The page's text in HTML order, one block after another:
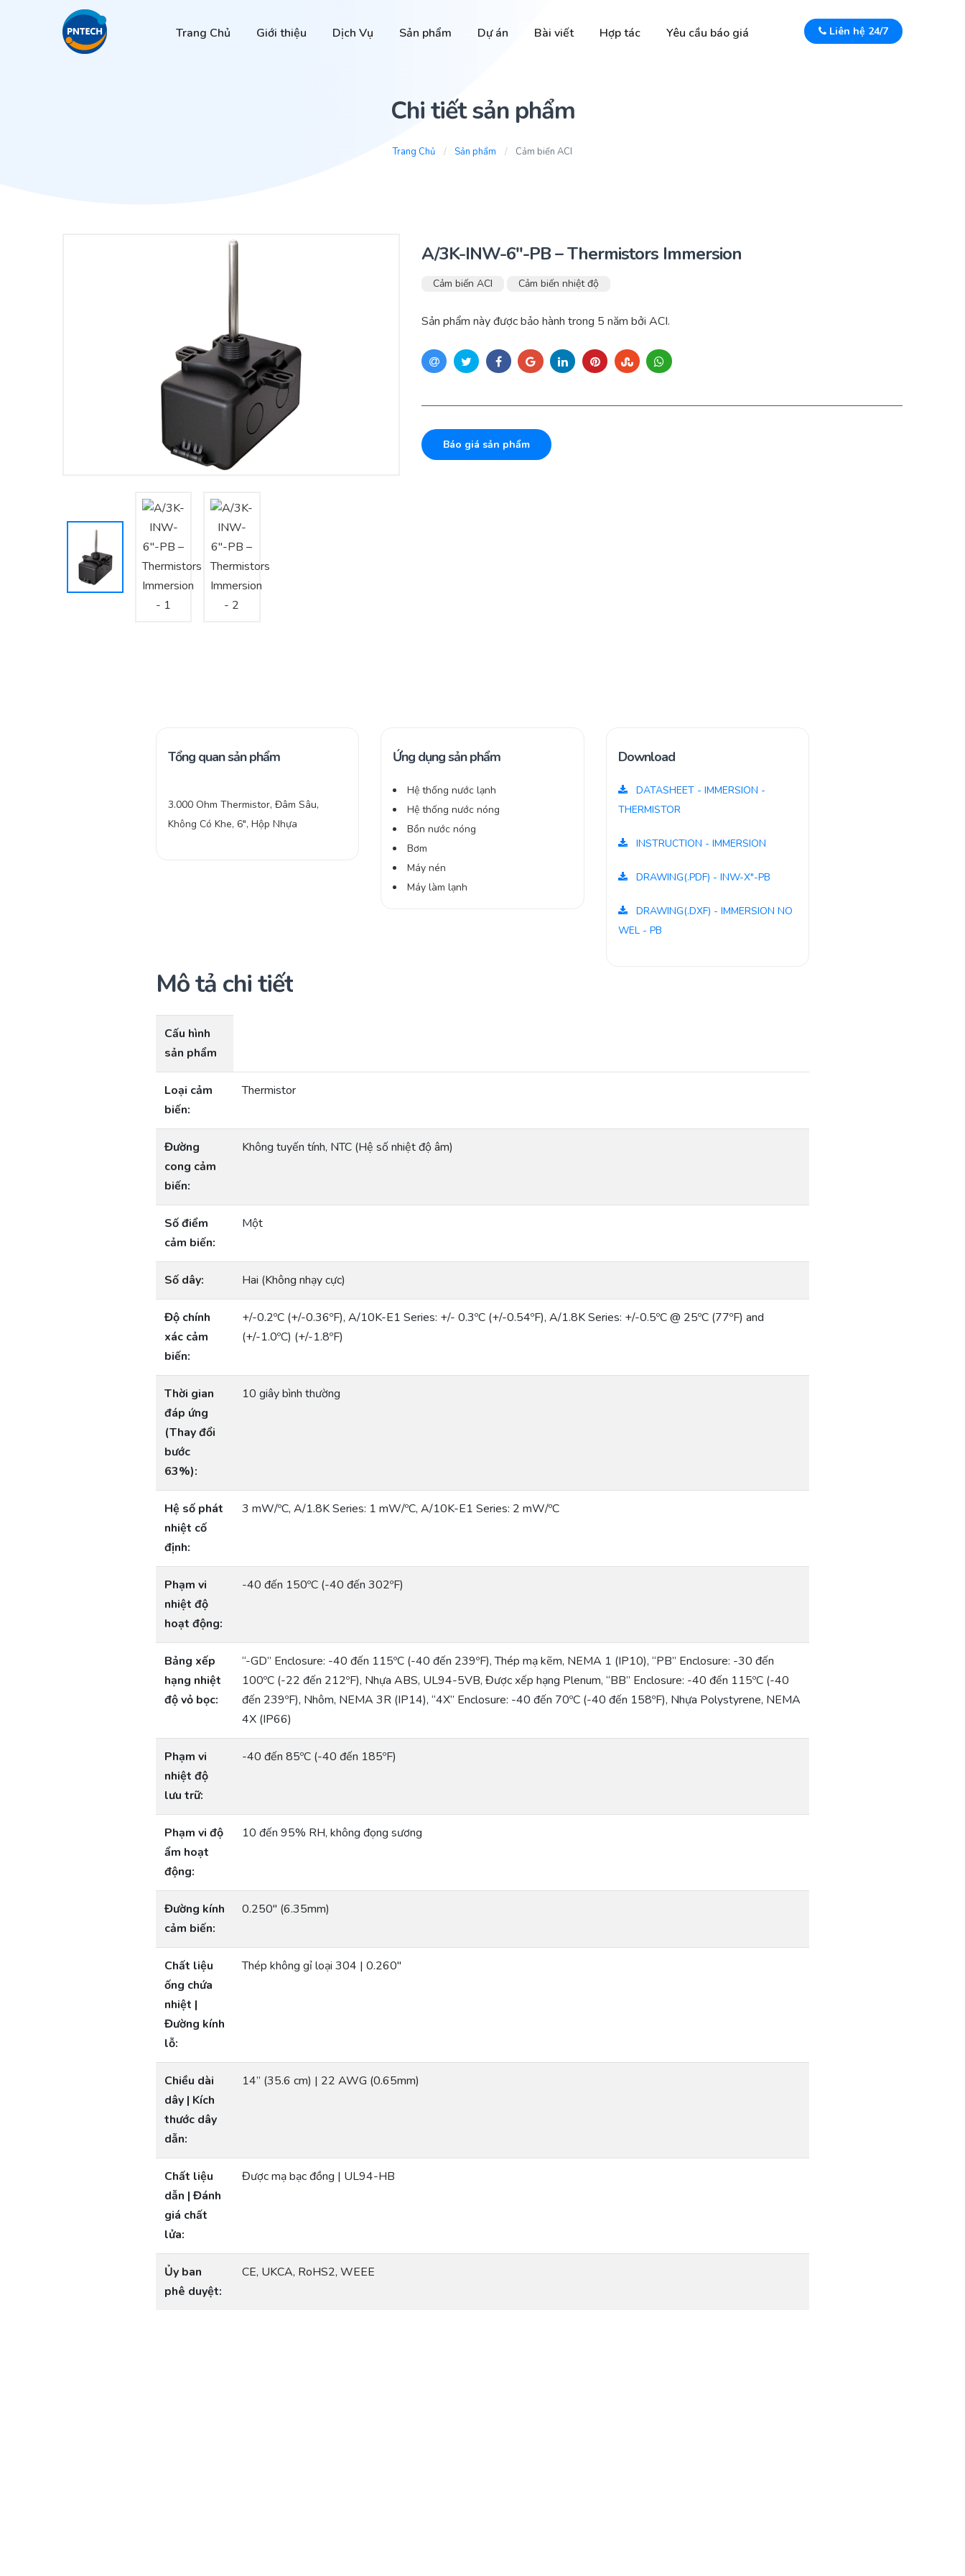
Trang Chủ Giới thiệu Dịch Vụ Sản phẩm Dự án Bài viết Hợp tác Yêu cầu báo giá Liên hệ 24/7
Chi tiết sản phẩm
Trang Chủ Sản phẩm Cảm biến ACI
A/3K-INW-6″-PB – Thermistors Immersion
Cảm biến ACI Cảm biến nhiệt độ
Sản phẩm này được bảo hành trong 5 năm bởi ACI.
Báo giá sản phẩm
Tổng quan sản phẩm
3.000 Ohm Thermistor, Đâm Sâu,
Không Có Khe, 6″, Hộp Nhựa
Ứng dụng sản phẩm
Hệ thống nước lạnh
Hệ thống nước nóng
Bồn nước nóng
Bơm
Máy nén
Máy làm lạnh
Download
DATASHEET - IMMERSION -
THERMISTOR
INSTRUCTION - IMMERSION
DRAWING(.PDF) - INW-X"-PB
DRAWING(.DXF) - IMMERSION NO
WEL - PB
Mô tả chi tiết
Cấu hình
sản phẩm
Loại cảm
biến:
Thermistor
Đường
cong cảm
biến:
Không tuyến tính, NTC (Hệ số nhiệt độ âm)
Số điểm
cảm biến:
Một
Số dây: Hai (Không nhạy cực)
Độ chính
xác cảm
biến:
+/-0.2ºC (+/-0.36ºF), A/10K-E1 Series: +/- 0.3ºC (+/-0.54ºF), A/1.8K Series: +/-0.5ºC @ 25ºC (77ºF) and
(+/-1.0ºC) (+/-1.8ºF)
Thời gian
đáp ứng
(Thay đổi
bước
63%):
10 giây bình thường
Hệ số phát
nhiệt cố
định:
3 mW/ºC, A/1.8K Series: 1 mW/ºC, A/10K-E1 Series: 2 mW/ºC
Phạm vi
nhiệt độ
hoạt động:
-40 đến 150ºC (-40 đến 302ºF)
Bảng xếp
hạng nhiệt
độ vỏ bọc:
“-GD” Enclosure: -40 đến 115ºC (-40 đến 239ºF), Thép mạ kẽm, NEMA 1 (IP10), “PB” Enclosure: -30 đến
100ºC (-22 đến 212ºF), Nhựa ABS, UL94-5VB, Được xếp hạng Plenum, “BB” Enclosure: -40 đến 115ºC (-40
đến 239ºF), Nhôm, NEMA 3R (IP14), “4X” Enclosure: -40 đến 70ºC (-40 đến 158ºF), Nhựa Polystyrene, NEMA
4X (IP66)
Phạm vi
nhiệt độ
lưu trữ:
-40 đến 85ºC (-40 đến 185ºF)
Phạm vi độ
ẩm hoạt
động:
10 đến 95% RH, không đọng sương
Đường kính
cảm biến:
0.250″ (6.35mm)
Chất liệu
ống chứa
nhiệt |
Đường kính
lỗ:
Thép không gỉ loại 304 | 0.260″
Chiều dài
dây | Kích
thước dây
dẫn:
14” (35.6 cm) | 22 AWG (0.65mm)
Chất liệu
dẫn | Đánh
giá chất
lửa:
Được mạ bạc đồng | UL94-HB
Ủy ban
phê duyệt:
CE, UKCA, RoHS2, WEEE